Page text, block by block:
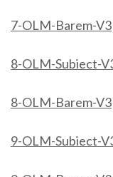
7-OLM-Barem-V3
8-OLM-Subiect-
8-OLM-Barem-V3
9-OLM-Subiect-